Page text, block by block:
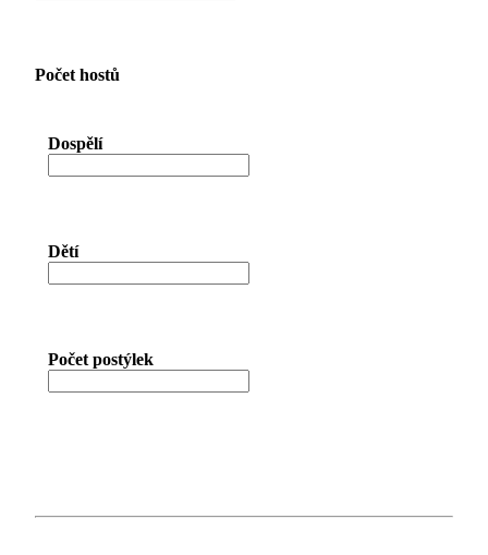
Počet hostů
Dospělí
Dětí
Počet postýlek